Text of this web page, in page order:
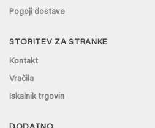
Pogoji dostave
STORITEV ZA STRANKE
Kontakt
Vračila
Iskalnik trgovin